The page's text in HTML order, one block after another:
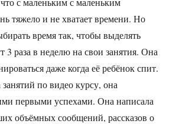
тяжело и не хватает времени. Но
время так, чтобы выделять
3 раза в неделю на свои занятия. Она
даже когда её ребёнок спит.
по видео курсу, она
первыми успехами. Она написала
объёмных сообщений, рассказов о